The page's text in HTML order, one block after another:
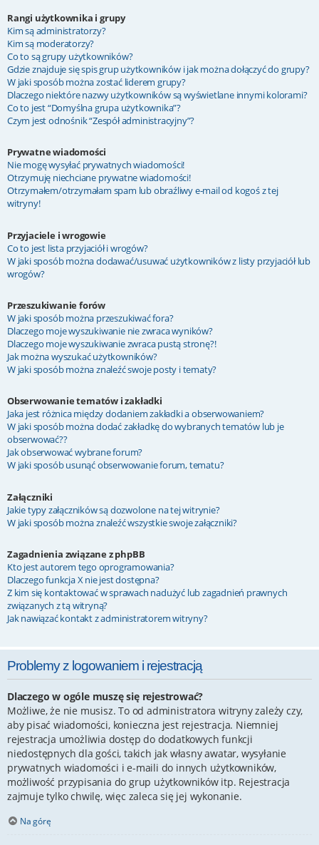
Rangi użytkownika i grupy
Kim są administratorzy?
Kim są moderatorzy?
Co to są grupy użytkowników?
Gdzie znajduje się spis grup użytkowników i jak można dołączyć do grupy?
W jaki sposób można zostać liderem grupy?
Dlaczego niektóre nazwy użytkowników są wyświetlane innymi kolorami?
Co to jest “Domyślna grupa użytkownika”?
Czym jest odnośnik “Zespół administracyjny”?
Prywatne wiadomości
Nie mogę wysyłać prywatnych wiadomości!
Otrzymuję niechciane prywatne wiadomości!
Otrzymałem/otrzymałam spam lub obraźliwy e-mail od kogoś z tej
witryny!
Przyjaciele i wrogowie
Co to jest lista przyjaciół i wrogów?
W jaki sposób można dodawać/usuwać użytkowników z listy przyjaciół lub
wrogów?
Przeszukiwanie forów
W jaki sposób można przeszukiwać fora?
Dlaczego moje wyszukiwanie nie zwraca wyników?
Dlaczego moje wyszukiwanie zwraca pustą stronę?!
Jak można wyszukać użytkowników?
W jaki sposób można znaleźć swoje posty i tematy?
Obserwowanie tematów i zakładki
Jaka jest różnica między dodaniem zakładki a obserwowaniem?
W jaki sposób można dodać zakładkę do wybranych tematów lub je
obserwować??
Jak obserwować wybrane forum?
W jaki sposób usunąć obserwowanie forum, tematu?
Załączniki
Jakie typy załączników są dozwolone na tej witrynie?
W jaki sposób można znaleźć wszystkie swoje załączniki?
Zagadnienia związane z phpBB
Kto jest autorem tego oprogramowania?
Dlaczego funkcja X nie jest dostępna?
Z kim się kontaktować w sprawach nadużyć lub zagadnień prawnych
związanych z tą witryną?
Jak nawiązać kontakt z administratorem witryny?
Problemy z logowaniem i rejestracją
Dlaczego w ogóle muszę się rejestrować?
Możliwe, że nie musisz. To od administratora witryny zależy czy,
aby pisać wiadomości, konieczna jest rejestracja. Niemniej
rejestracja umożliwia dostęp do dodatkowych funkcji
niedostępnych dla gości, takich jak własny awatar, wysyłanie
prywatnych wiadomości i e-maili do innych użytkowników,
możliwość przypisania do grup użytkowników itp. Rejestracja
zajmuje tylko chwilę, więc zaleca się jej wykonanie.
Na górę